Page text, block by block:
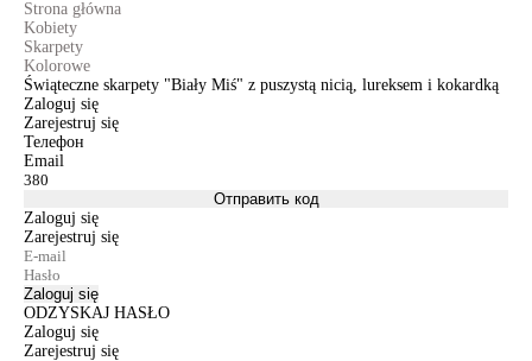
Strona główna
Kobiety
Skarpety
Kolorowe
Świąteczne skarpety "Biały Miś" z puszystą nicią, lureksem i kokardką
Zaloguj się
Zarejestruj się
Телефон
Email
Отправить код
Zaloguj się
Zarejestruj się
Zaloguj się
ODZYSKAJ HASŁO
Zaloguj się
Zarejestruj się